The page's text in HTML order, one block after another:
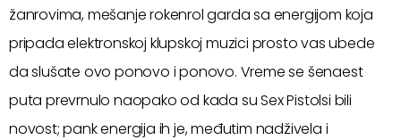
žanrovima, mešanje rokenrol garda sa energijom koja
pripada elektronskoj klupskoj muzici prosto vas ubede
da slušate ovo ponovo i ponovo. Vreme se šenaest
puta prevrnulo naopako od kada su Sex Pistolsi bili
novost; pank energija ih je, međutim nadživela i